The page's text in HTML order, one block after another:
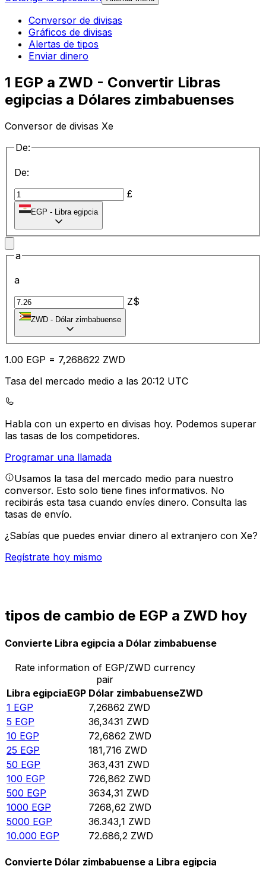
Conversor de divisas
Gráficos de divisas
Alertas de tipos
Enviar dinero
1 EGP a ZWD - Convertir Libras
egipcias a Dólares zimbabuenses
Conversor de divisas Xe
De:
De:
£
EGP - Libra egipcia
a
a
Z$
ZWD - Dólar zimbabuense
1.00 EGP = 7,268622 ZWD
Tasa del mercado medio a las 20:12 UTC
Habla con un experto en divisas hoy. Podemos superar
las tasas de los competidores.
Programar una llamada
Usamos la tasa del mercado medio para nuestro
conversor. Esto solo tiene fines informativos. No
recibirás esta tasa cuando envíes dinero. Consulta las
tasas de envío.
¿Sabías que puedes enviar dinero al extranjero con Xe?
Regístrate hoy mismo
tipos de cambio de EGP a ZWD hoy
Convierte Libra egipcia a Dólar zimbabuense
Rate information of EGP/ZWD currency
pair
Libra egipciaEGP Dólar zimbabuenseZWD
1 EGP 7,26862 ZWD
5 EGP 36,3431 ZWD
10 EGP 72,6862 ZWD
25 EGP 181,716 ZWD
50 EGP 363,431 ZWD
100 EGP 726,862 ZWD
500 EGP 3634,31 ZWD
1000 EGP 7268,62 ZWD
5000 EGP 36.343,1 ZWD
10.000 EGP 72.686,2 ZWD
Convierte Dólar zimbabuense a Libra egipcia